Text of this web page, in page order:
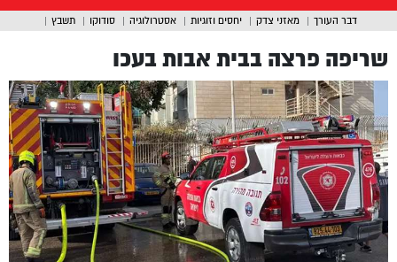
דבר העורך מאזני צדק יחסים וזוגיות אסטרולוגיה סודוקו תשבץ
שריפה פרצה בבית אבות בעכו